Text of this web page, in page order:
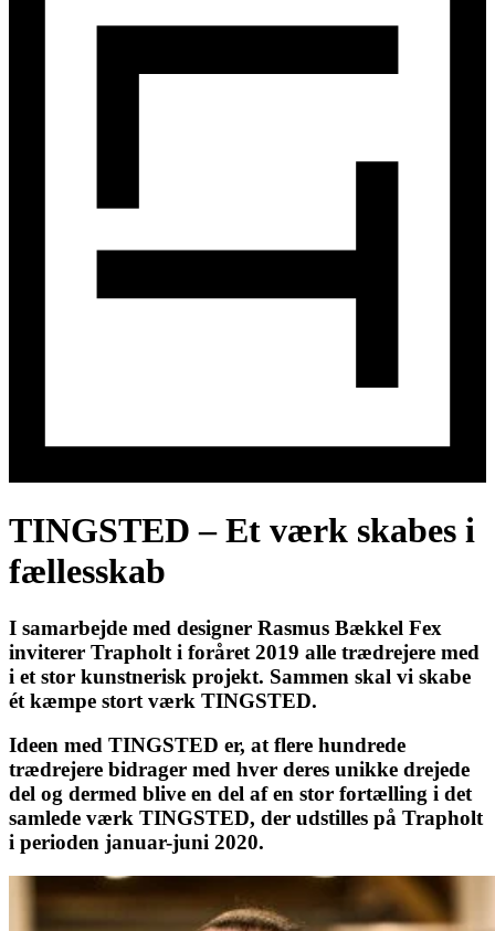
TINGSTED – Et værk skabes i
fællesskab
I samarbejde med designer Rasmus Bækkel Fex
inviterer Trapholt i foråret 2019 alle trædrejere med
i et stor kunstnerisk projekt. Sammen skal vi skabe
ét kæmpe stort værk TINGSTED.
Ideen med TINGSTED er, at flere hundrede
trædrejere bidrager med hver deres unikke drejede
del og dermed blive en del af en stor fortælling i det
samlede værk TINGSTED, der udstilles på Trapholt
i perioden januar-juni 2020.